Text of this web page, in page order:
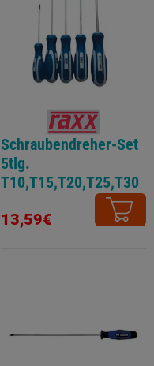
Schraubendreher-Set
5tlg.
T10,T15,T20,T25,T30
13,59€